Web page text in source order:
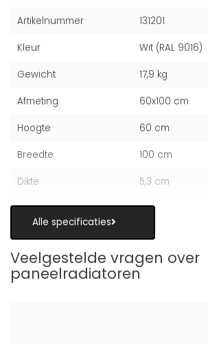
Artikelnummer 131201
Kleur Wit (RAL 9016)
Gewicht 17,9 kg
Afmeting 60x100 cm
Hoogte 60 cm
Breedte 100 cm
Dikte 5,3 cm
Alle specificaties
Veelgestelde vragen over
paneelradiatoren